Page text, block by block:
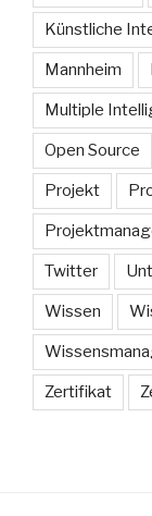
Künstliche
Mannheim
Multiple
Open Source
Projekt
Twitter
Wissen
Zertifikat